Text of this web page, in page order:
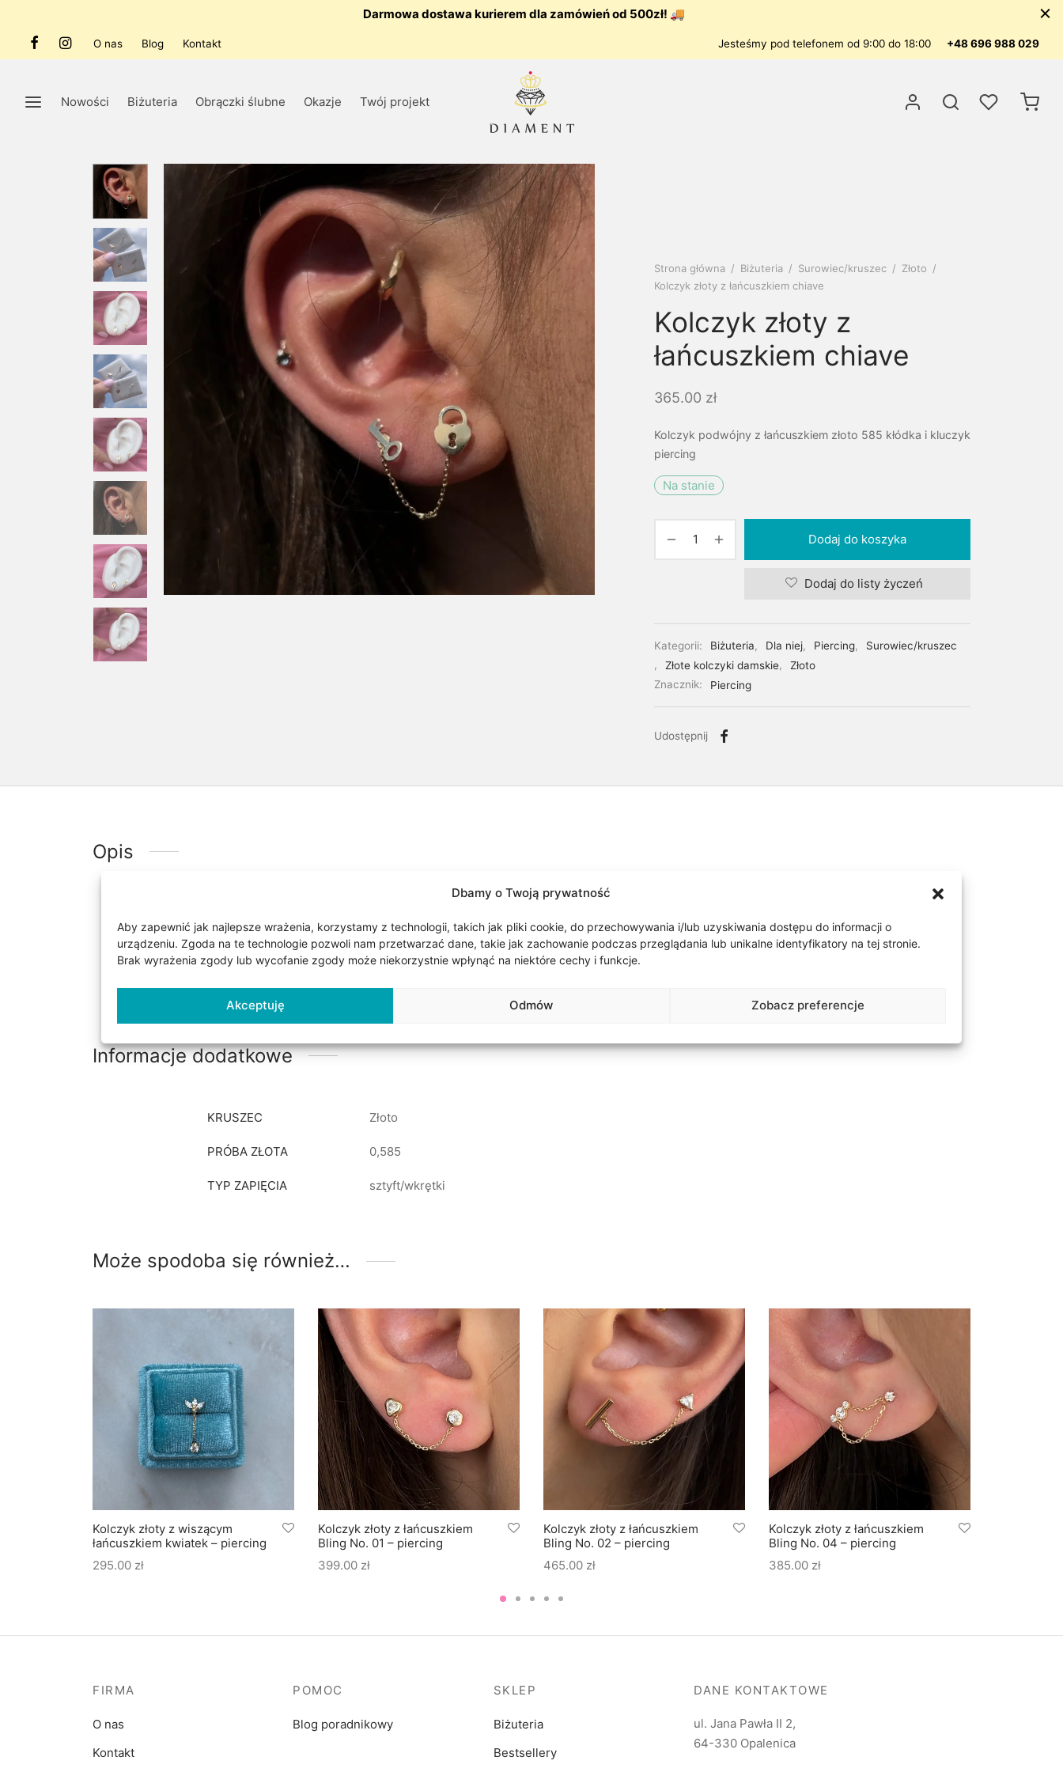
Dbamy o Twoją prywatność
Aby zapewnić jak najlepsze wrażenia, korzystamy z technologii, takich jak pliki cookie, do przechowywania i/lub uzyskiwania dostępu do informacji o
urządzeniu. Zgoda na te technologie pozwoli nam przetwarzać dane, takie jak zachowanie podczas przeglądania lub unikalne identyfikatory na tej stronie.
Brak wyrażenia zgody lub wycofanie zgody może niekorzystnie wpłynąć na niektóre cechy i funkcje.
Akceptuję Odmów Zobacz preferencje
Darmowa dostawa kurierem dla zamówień od 500zł! 🚚
O nas Blog Kontakt Jesteśmy pod telefonem od 9:00 do 18:00 +48 696 988 029
Nowości Biżuteria Obrączki ślubne Okazje Twój projekt
Strona główna / Biżuteria / Surowiec/kruszec / Złoto /
Kolczyk złoty z łańcuszkiem chiave
Kolczyk złoty z
łańcuszkiem chiave
365.00 zł
Kolczyk podwójny z łańcuszkiem złoto 585 kłódka i kluczyk
piercing
Na stanie
Dodaj do koszyka
Dodaj do listy życzeń
Kategorii: Biżuteria, Dla niej, Piercing,
Surowiec/kruszec
,
Złote kolczyki damskie,
Złoto
Znacznik:
Piercing
Udostępnij
Opis
kolczyk w kształcie kłódki. Drugi kolczyk w kształcie kluczyka. Oba kolczyki są połączone łańcuszkiem o splocie
ankier. Łańcuszek nie jest przymocowany na stałe do kolczyków, więc można go zakładać do innych kolczyków.
Wymiary kłódki 5 x 8 mm. Wymiary kluczyka 3,5 x 8 mm. Długość łańcuszka około 3 cm. Kolczyki są zapinane na
zapięcie typu sztyft tzw. wkrętki. Waga Au poniżej 1.00g.
Informacje dodatkowe
KRUSZEC Złoto
PRÓBA ZŁOTA 0,585
TYP ZAPIĘCIA sztyft/wkrętki
Może spodoba się również…
Kolczyk złoty z wiszącym
łańcuszkiem kwiatek – piercing
295.00 zł
Kolczyk złoty z łańcuszkiem
Bling No. 01 – piercing
399.00 zł
Kolczyk złoty z łańcuszkiem
Bling No. 02 – piercing
465.00 zł
Kolczyk złoty z łańcuszkiem
Bling No. 04 – piercing
385.00 zł
DANE KONTAKTOWE
ul. Jana Pawła II 2,
64-330 Opalenica
POMOC
Blog poradnikowy
SKLEP
Biżuteria
Bestsellery
FIRMA
O nas
Kontakt